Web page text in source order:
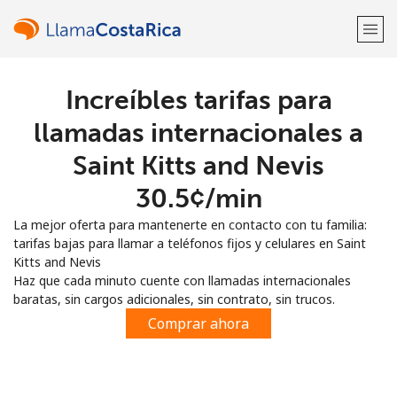
¡Bienvenido!
Regístrate con
o
Increíbles tarifas para
llamadas internacionales a
Saint Kitts and Nevis
⁦30.5¢⁩/min
La mejor oferta para mantenerte en contacto con tu familia:
tarifas bajas para llamar a teléfonos fijos y celulares en Saint
Kitts and Nevis
Haz que cada minuto cuente con llamadas internacionales
baratas, sin cargos adicionales, sin contrato, sin trucos.
Comprar ahora